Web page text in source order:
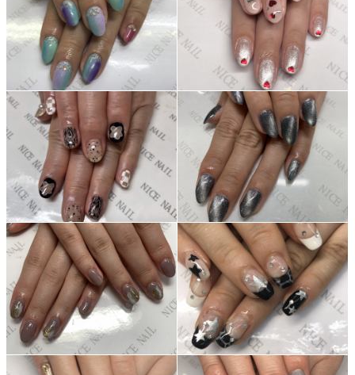
ネイル用語
消費者志向自主宣言
新着情報
採用情報
ネイルスクール